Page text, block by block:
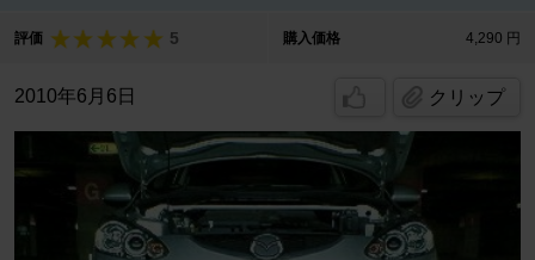
評価 5 購入価格 4,290 円
2010年6月6日 クリップ